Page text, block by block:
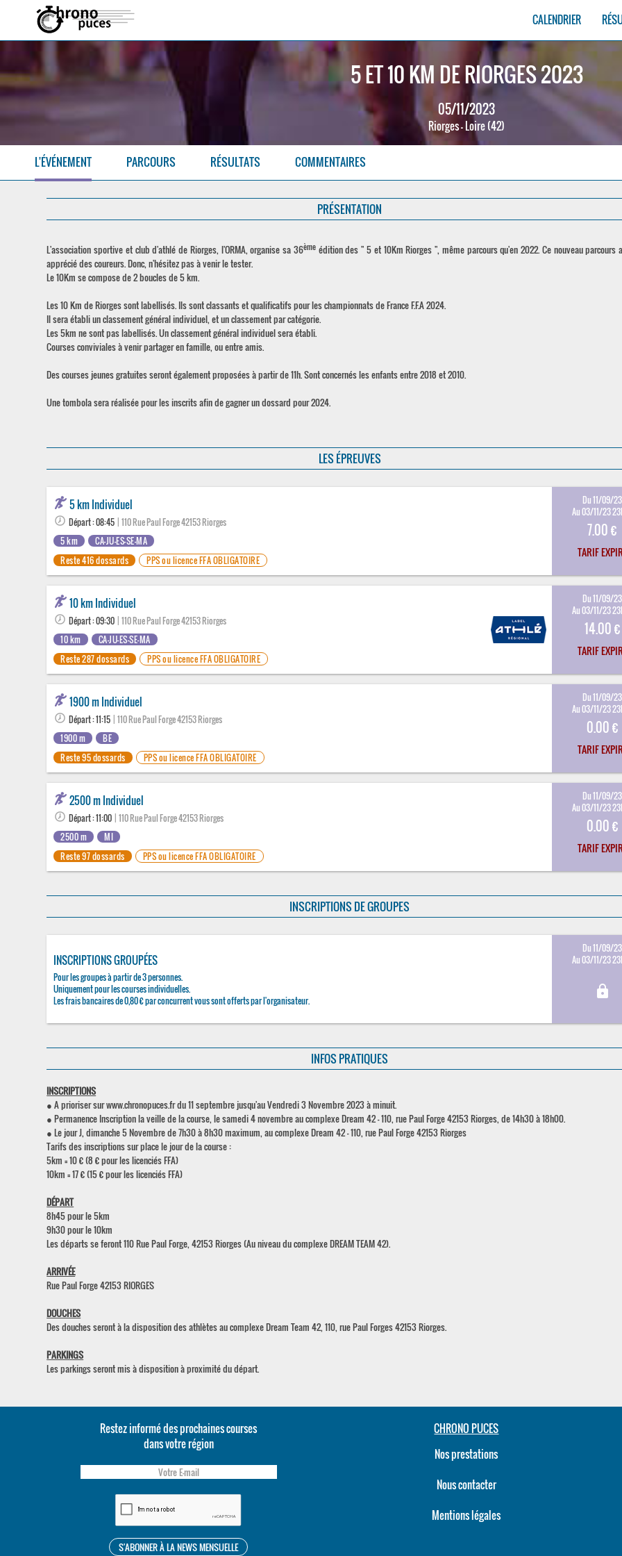
CALENDRIER
5 ET 10 KM DE RIORGES 2023
05/11/2023
Riorges - Loire (42)
L'ÉVÉNEMENT PARCOURS RÉSULTATS COMMENTAIRES
PRÉSENTATION
L'association sportive et club d'athlé de Riorges, l'ORMA, organise sa 36èmeédition des " 5 et 10Km Riorges ", même parcours qu'en 2022. Ce nouveau parcours
apprécié des coureurs. Donc, n'hésitez pas à venir le tester.
Le 10Km se compose de 2 boucles de 5 km.
Les 10 Km de Riorges sont labellisés. Ils sont classants et qualificatifs pour les championnats de France F.F.A 2024.
Il sera établi un classement général individuel, et un classement par catégorie.
Les 5km ne sont pas labellisés. Un classement général individuel sera établi.
Courses conviviales à venir partager en famille, ou entre amis.
Des courses jeunes gratuites seront également proposées à partir de 11h. Sont concernés les enfants entre 2018 et 2010.
Une tombola sera réalisée pour les inscrits afin de gagner un dossard pour 2024.
LES ÉPREUVES
5 km Individuel
Départ : 08:45 | 110 Rue Paul Forge 42153 Riorges
5 km
CA-JU-ES-SE-MA
Reste 416 dossards
PPS ou licence FFA OBLIGATOIRE
Du 11/09/23
Au 03/11/23
7.00 €
TARIF
10 km Individuel
Départ : 09:30 | 110 Rue Paul Forge 42153 Riorges
10 km
CA-JU-ES-SE-MA
Reste 287 dossards
PPS ou licence FFA OBLIGATOIRE
Du 11/09/23
Au 03/11/23
14.00 €
TARIF
1900 m Individuel
Départ : 11:15 | 110 Rue Paul Forge 42153 Riorges
1900 m
BE
Reste 95 dossards
PPS ou licence FFA OBLIGATOIRE
Du 11/09/23
Au 03/11/23
0.00 €
TARIF
2500 m Individuel
Départ : 11:00 | 110 Rue Paul Forge 42153 Riorges
2500 m
MI
Reste 97 dossards
PPS ou licence FFA OBLIGATOIRE
Du 11/09/23
Au 03/11/23
0.00 €
TARIF
INSCRIPTIONS DE GROUPES
INSCRIPTIONS GROUPÉES
Pour les groupes à partir de 3 personnes.
Uniquement pour les courses individuelles.
Les frais bancaires de 0,80 € par concurrent vous sont offerts par l'organisateur.
Du 11/09/23
Au 03/11/23
lock
INFOS PRATIQUES
INSCRIPTIONS
● A prioriser sur www.chronopuces.fr du 11 septembre jusqu'au Vendredi 3 Novembre 2023 à minuit.
● Permanence Inscription la veille de la course, le samedi 4 novembre au complexe Dream 42 - 110, rue Paul Forge 42153 Riorges, de 14h30 à 18h00.
● Le jour J, dimanche 5 Novembre de 7h30 à 8h30 maximum, au complexe Dream 42 - 110, rue Paul Forge 42153 Riorges
Tarifs des inscriptions sur place le jour de la course :
5km = 10 € (8 € pour les licenciés FFA)
10km = 17 € (15 € pour les licenciés FFA)
DÉPART
8h45 pour le 5km
9h30 pour le 10km
Les départs se feront 110 Rue Paul Forge, 42153 Riorges (Au niveau du complexe DREAM TEAM 42).
ARRIVÉE
Rue Paul Forge 42153 RIORGES
DOUCHES
Des douches seront à la disposition des athlètes au complexe Dream Team 42, 110, rue Paul Forges 42153 Riorges.
PARKINGS
Les parkings seront mis à disposition à proximité du départ.
Restez informé des prochaines courses
dans votre région
CHRONO PUCES
Nos prestations
Nous contacter
Mentions légales